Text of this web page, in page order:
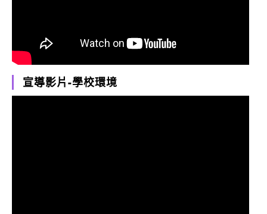
宣導影片-學校環境